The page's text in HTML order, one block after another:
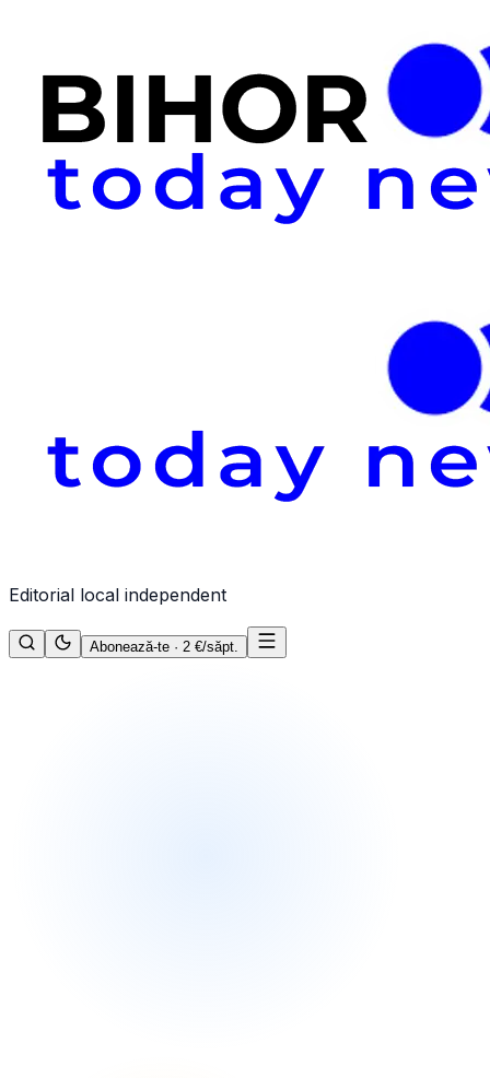
Editorial local independent
Abonează-te · 2 €/săpt.